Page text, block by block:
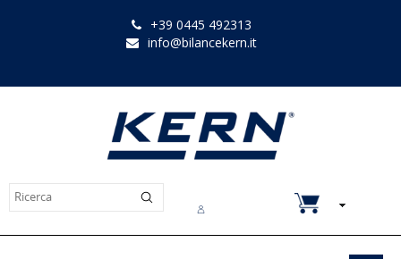
+39 0445 492313
info@bilancekern.it